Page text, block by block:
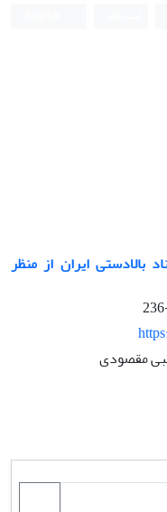
ایران از منظر
مقصودی